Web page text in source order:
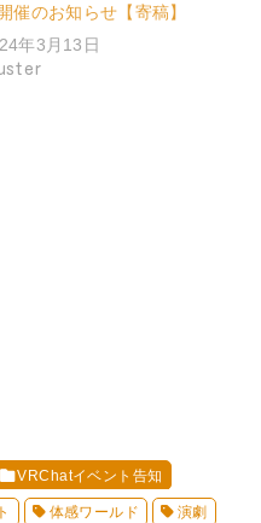
開催のお知らせ【寄稿】
年3月13日
VRChatイベント告知
体感ワールド 演劇